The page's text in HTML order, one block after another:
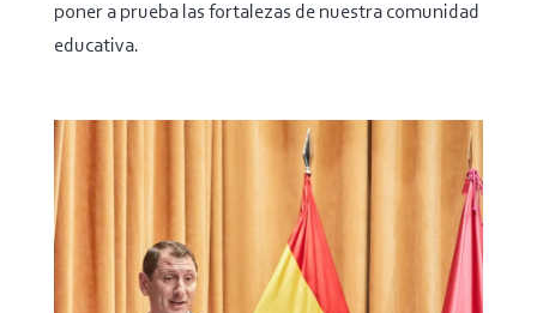
poner a prueba las fortalezas de nuestra comunidad
educativa.